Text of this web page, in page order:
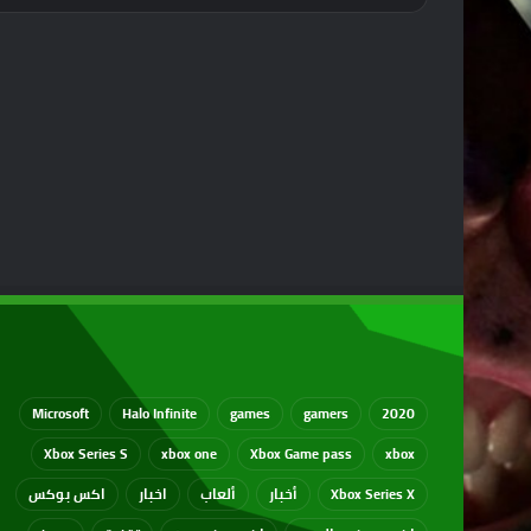
2020
gamers
games
Halo Infinite
Microsoft
xbox
Xbox Game pass
xbox one
Xbox Series S
Xbox Series X
أخبار ألعاب اخبار
اكس بوكس